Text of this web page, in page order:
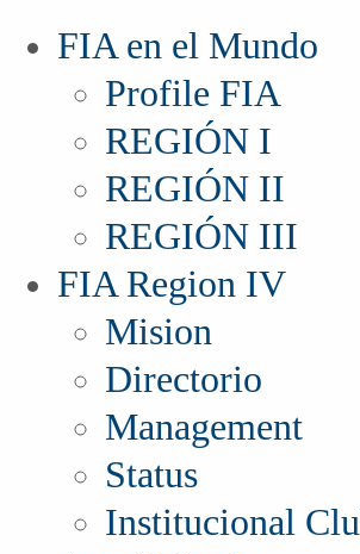
FIA en el Mundo
Profile FIA
REGIÓN I
REGIÓN II
REGIÓN III
FIA Region IV
Mision
Directorio
Management
Status
Institucional